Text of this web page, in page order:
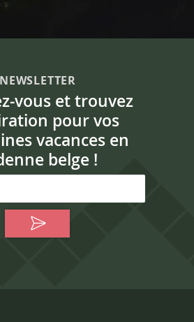
NEWSLETTER
vous et trouvez
pour vos
vacances en
belge !